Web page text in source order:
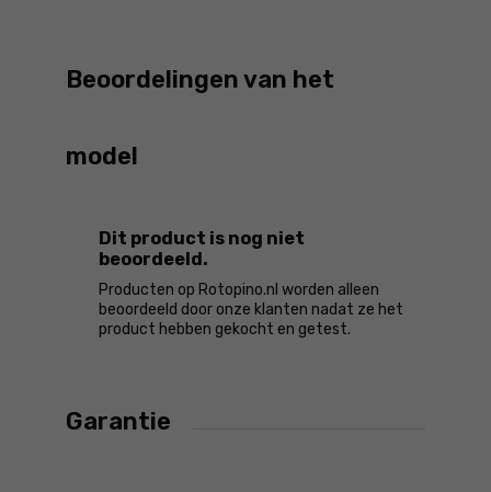
Beoordelingen van het
model
Dit product is nog niet
beoordeeld.
Producten op Rotopino.nl worden alleen
beoordeeld door onze klanten nadat ze het
product hebben gekocht en getest.
Garantie